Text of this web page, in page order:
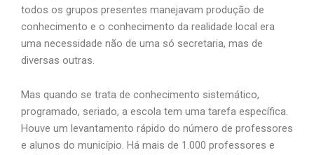
todos os grupos presentes manejavam produção de
conhecimento e o conhecimento da realidade local era
uma necessidade não de uma só secretaria, mas de
diversas outras.
Mas quando se trata de conhecimento sistemático,
programado, seriado, a escola tem uma tarefa específica.
Houve um levantamento rápido do número de professores
e alunos do município. Há mais de 1.000 professores e